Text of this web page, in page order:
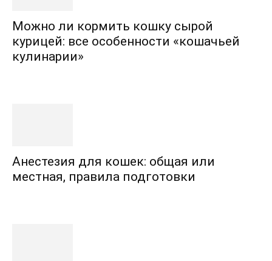
Можно ли кормить кошку сырой
курицей: все особенности «кошачьей
кулинарии»
Анестезия для кошек: общая или
местная, правила подготовки